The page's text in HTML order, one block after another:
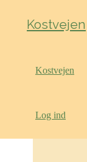
Kostvejen
Kostvejen
Log ind